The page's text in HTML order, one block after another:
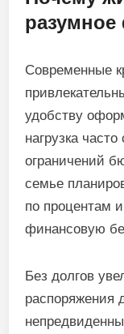
Современные
удобству
нагрузка
ограничений
семье
по процентам
финансовую
Без долгов
распоряжения